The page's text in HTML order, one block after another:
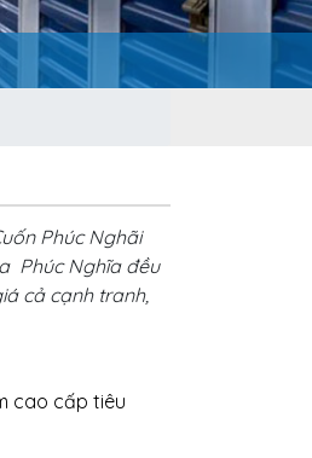
Phúc Nghãi
Phúc Nghĩa đều
cả cạnh tranh,
cao cấp tiêu